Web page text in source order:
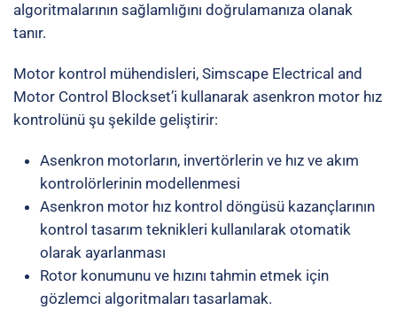
algoritmalarının sağlamlığını doğrulamanıza olanak
tanır.
Motor kontrol mühendisleri, Simscape Electrical and
Motor Control Blockset’i kullanarak asenkron motor hız
kontrolünü şu şekilde geliştirir:
Asenkron motorların, invertörlerin ve hız ve akım
kontrolörlerinin modellenmesi
Asenkron motor hız kontrol döngüsü kazançlarının
kontrol tasarım teknikleri kullanılarak otomatik
olarak ayarlanması
Rotor konumunu ve hızını tahmin etmek için
gözlemci algoritmaları tasarlamak.